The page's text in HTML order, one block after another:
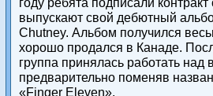
году ребята подписали
выпускают свой дебютный
Chutney. Альбом получился
хорошо продался в Канаде.
группа принялась работать над
предварительно поменяв
«Finger Eleven».